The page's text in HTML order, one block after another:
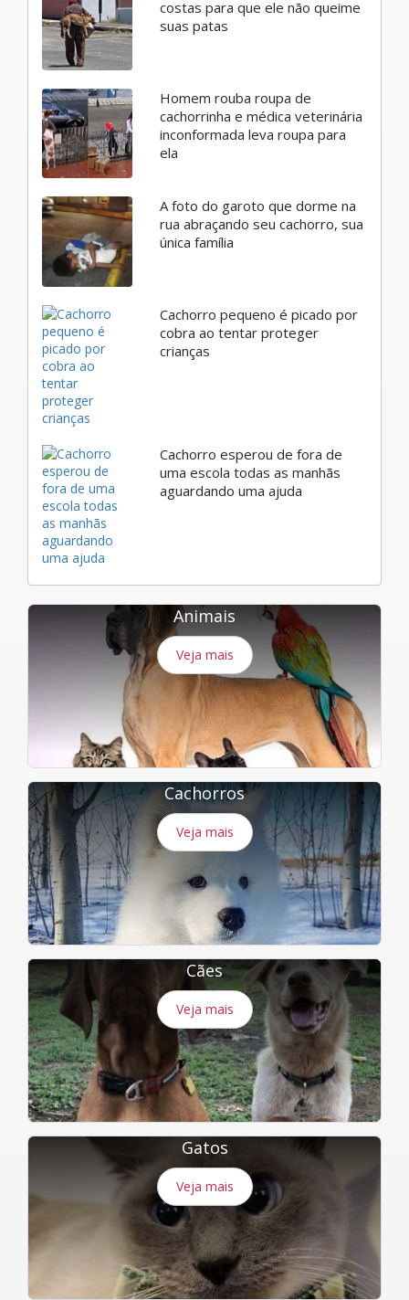
costas para que ele não queime
suas patas
Homem rouba roupa de
cachorrinha e médica veterinária
inconformada leva roupa para
ela
A foto do garoto que dorme na
rua abraçando seu cachorro, sua
única família
Cachorro pequeno é picado por
cobra ao tentar proteger
crianças
Cachorro esperou de fora de
uma escola todas as manhãs
aguardando uma ajuda
Animais
Veja mais
Cachorros
Veja mais
Cães
Veja mais
Gatos
Veja mais